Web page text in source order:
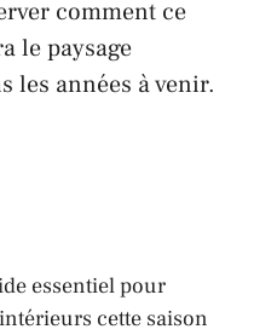
comment ce
le paysage
les années à venir.
essentiel pour
cette saison